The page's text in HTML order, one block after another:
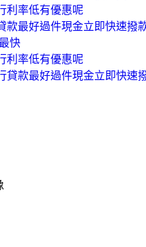
利率低有優惠呢
款最好過件現金立即快速撥
快
利率低有優惠呢
貸款最好過件現金立即快速